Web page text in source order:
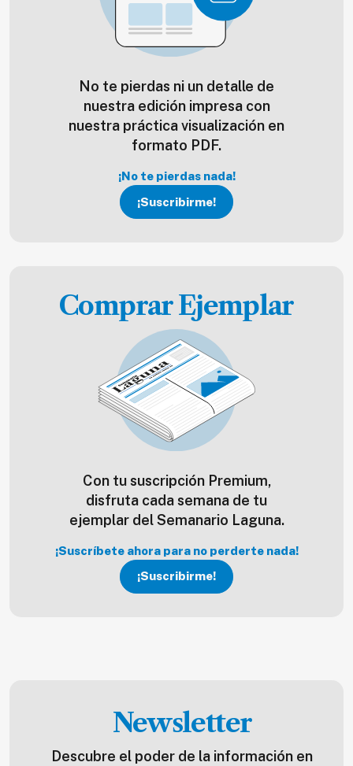
No te pierdas ni un detalle de
nuestra edición impresa con
nuestra práctica visualización en
formato PDF.
¡No te pierdas nada!
¡Suscribirme!
Comprar Ejemplar
Con tu suscripción Premium,
disfruta cada semana de tu
ejemplar del Semanario Laguna.
¡Suscríbete ahora para no perderte nada!
¡Suscribirme!
Newsletter
Descubre el poder de la información en